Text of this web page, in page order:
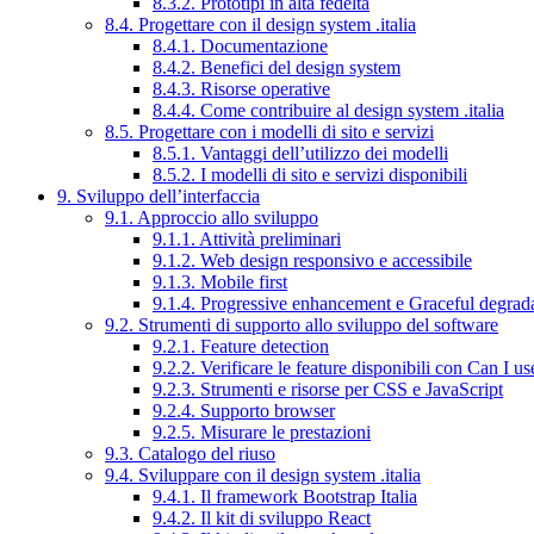
8.4. Progettare con il design system .italia
8.4.1. Documentazione
8.4.2. Benefici del design system
8.4.3. Risorse operative
8.4.4. Come contribuire al design system .italia
8.5. Progettare con i modelli di sito e servizi
8.5.1. Vantaggi dell’utilizzo dei modelli
8.5.2. I modelli di sito e servizi disponibili
9. Sviluppo dell’interfaccia
9.1. Approccio allo sviluppo
9.1.1. Attività preliminari
9.1.2. Web design responsivo e accessibile
9.1.3. Mobile first
9.1.4. Progressive enhancement e Graceful
9.2. Strumenti di supporto allo sviluppo del software
9.2.1. Feature detection
9.2.2. Verificare le feature disponibili con Can I
9.2.3. Strumenti e risorse per CSS e JavaScript
9.2.4. Supporto browser
9.2.5. Misurare le prestazioni
9.3. Catalogo del riuso
9.4. Sviluppare con il design system .italia
9.4.1. Il framework Bootstrap Italia
9.4.2. Il kit di sviluppo React